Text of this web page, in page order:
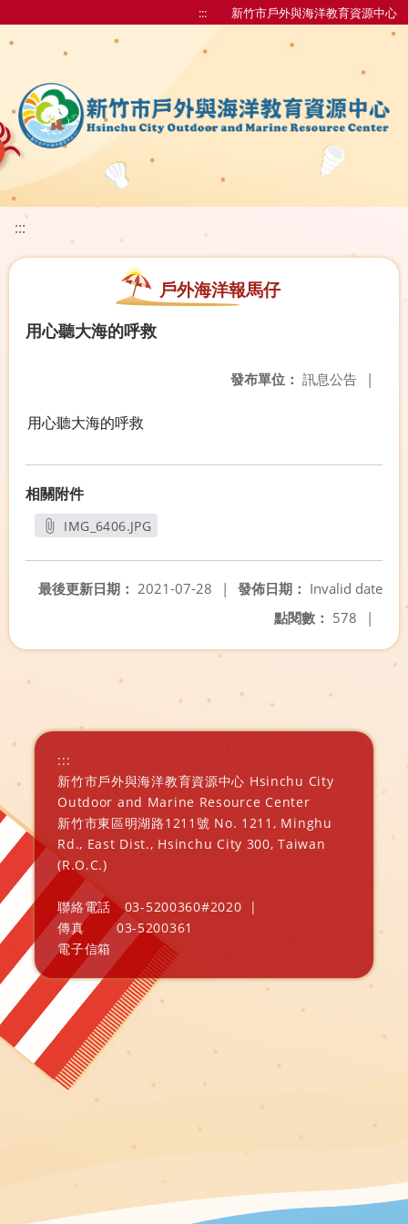
::: 新竹市戶外與海洋教育資源中心
:::
戶外海洋報馬仔
用心聽大海的呼救
發布單位： 訊息公告 |
用心聽大海的呼救
相關附件
IMG_6406.JPG
發佈日期： Invalid date
最後更新日期： 2021-07-28
|
點閱數： 578 |
:::
新竹市戶外與海洋教育資源中心 Hsinchu City
Outdoor and Marine Resource Center
新竹市東區明湖路1211號 No. 1211, Minghu
Rd., East Dist., Hsinchu City 300, Taiwan
(R.O.C.)
聯絡電話 03-5200360#2020
|
傳真
03-5200361
電子信箱